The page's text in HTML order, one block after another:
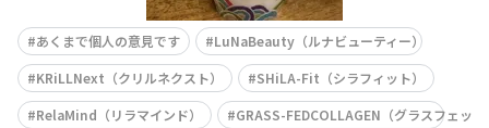
あくまで個人の意見です
LuNaBeauty（ルナビューティー）
KRiLLNext（クリルネクスト）
SHiLA-Fit（シラフィット）
RelaMind（リラマインド）
GRASS-FEDCOLLAGEN（グラスフェッ